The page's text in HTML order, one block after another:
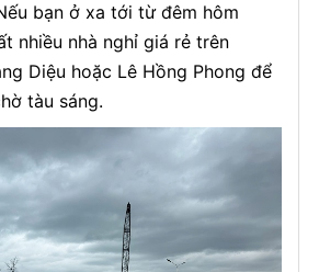
bạn ở xa tới từ đêm hôm
nhiều nhà nghỉ giá rẻ trên
Diệu hoặc Lê Hồng Phong để
tàu sáng.